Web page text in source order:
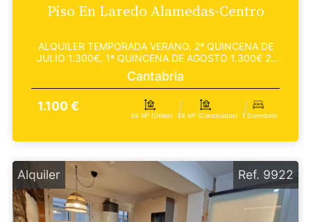
Piso En Laredo Alamedas-Centro
ALQUILER TEMPORADA VERANO. 2ª QUINCENA DE
JULIO 1.300€, 1ª QUINCENA DE AGOSTO 1.300€ 2ª
QUINCENA DE AGOS...
Cantabria
1.100 €
38 M² (útiles) 38 M² (construidos) 1 Dormitorio
Alquiler Ref. 9922